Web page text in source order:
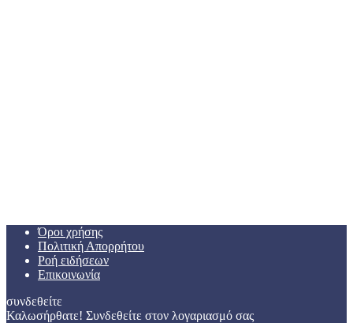
Όροι χρήσης
Πολιτική Απορρήτου
Ροή ειδήσεων
Επικοινωνία
συνδεθείτε
Καλωσήρθατε! Συνδεθείτε στον λογαριασμό σας